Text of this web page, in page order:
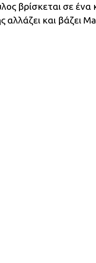
βρίσκεται σε
και βάζει